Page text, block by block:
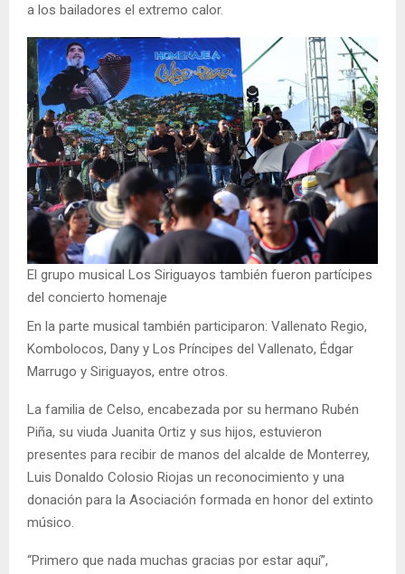
a los bailadores el extremo calor.
El grupo musical Los Siriguayos también fueron partícipes
del concierto homenaje
En la parte musical también participaron: Vallenato Regio,
Kombolocos, Dany y Los Príncipes del Vallenato, Édgar
Marrugo y Siriguayos, entre otros.
La familia de Celso, encabezada por su hermano Rubén
Piña, su viuda Juanita Ortiz y sus hijos, estuvieron
presentes para recibir de manos del alcalde de Monterrey,
Luis Donaldo Colosio Riojas un reconocimiento y una
donación para la Asociación formada en honor del extinto
músico.
“Primero que nada muchas gracias por estar aquí”,